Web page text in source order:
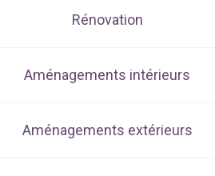
Rénovation
Aménagements intérieurs
Aménagements extérieurs